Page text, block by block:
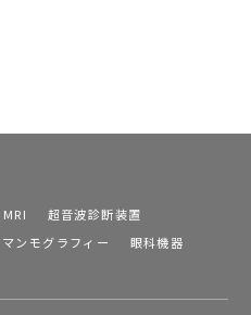
MRI
超音波診断装置
マンモグラフィー
眼科機器